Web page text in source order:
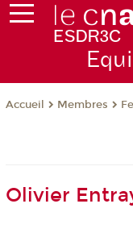
Accueil Membres
Olivier